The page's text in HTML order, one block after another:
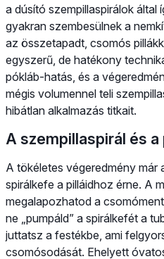
a dúsító szempillaspirálok által
gyakran szembesülnek a
az összetapadt, csomós
egyszerű, de hatékony
pókláb-hatás, és a
mégis volumennel teli
hibátlan alkalmazás titkait.
A szempillaspirál és
A tökéletes végeredmény már
spirálkefe a pilláidhoz érne. A
megalapozhatod a
ne „pumpáld” a spirálkefét a
juttatsz a festékbe, ami
csomósodását. Ehelyett